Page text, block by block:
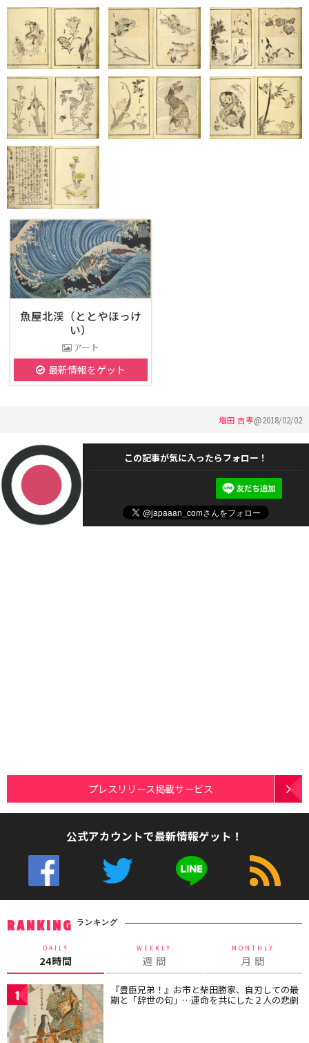
魚屋北渓（ととやほっけ
い）
アート
最新情報をゲット
増田 吉孝@2018/02/02
この記事が気に入ったらフォロー！
プレスリリース掲載サービス
公式アカウントで最新情報ゲット！
RANKING ランキング
DAILY
24時間
WEEKLY
週 間
MONTHLY
月 間
1 『豊臣兄弟！』お市と柴田勝家、自刃しての最
期と「辞世の句」…運命を共にした２人の悲劇